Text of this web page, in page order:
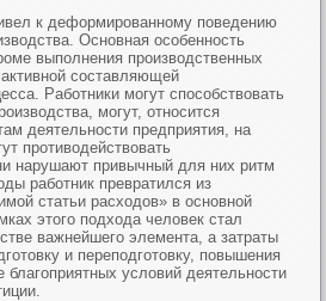
к деформированному поведению
Основная особенность
выполнения производственных
составляющей
Работники могут способствовать
могут, относится
деятельности предприятия, на
противодействовать
нарушают привычный для них ритм
работник превратился из
статьи расходов» в основной
этого подхода человек стал
важнейшего элемента, а затраты
и переподготовку, повышения
благоприятных условий деятельности